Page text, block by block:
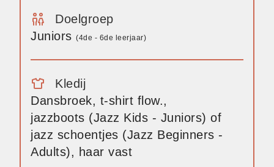
Doelgroep
Juniors (4de - 6de leerjaar)
Kledij
Dansbroek, t-shirt flow.,
jazzboots (Jazz Kids - Juniors) of
jazz schoentjes (Jazz Beginners -
Adults), haar vast